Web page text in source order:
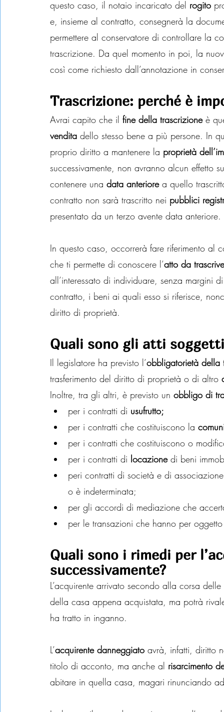
questo caso, il notaio incaricato del rogito
e, insieme al contratto, consegnerà la
permettere al conservatore di controllare la
trascrizione. Da quel momento in poi, la
così come richiesto dall’annotazione in
Trascrizione: perché è
Avrai capito che il fine della trascrizione è
vendita dello stesso bene a più persone. In
proprio diritto a mantenere la proprietà
successivamente, non avranno alcun effetto
contenere una data anteriore a quello
contratto non sarà trascritto nei pubblici
presentato da un terzo avente data anteriore.
In questo caso, occorrerà fare riferimento al
che ti permette di conoscere l’atto da
all’interessato di individuare, senza margini
contratto, i beni ai quali esso si riferisce,
diritto di proprietà.
Quali sono gli atti
Il legislatore ha previsto l’obbligatorietà della
trasferimento del diritto di proprietà o di altro
Inoltre, tra gli altri, è previsto un obbligo di
per i contratti di usufrutto;
per i contratti che costituiscono la
per i contratti che costituiscono o
per i contratti di locazione di beni
peri contratti di società e di
o è indeterminata;
per gli accordi di mediazione che
per le transazioni che hanno per
Quali sono i rimedi per
successivamente?
L’acquirente arrivato secondo alla corsa
della casa appena acquistata, ma potrà
ha tratto in inganno.
L’acquirente danneggiato avrà, infatti, diritto
titolo di acconto, ma anche al risarcimento
abitare in quella casa, magari rinunciando